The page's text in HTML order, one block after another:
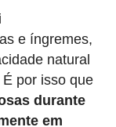
e íngremes,
natural
por isso que
durante
em